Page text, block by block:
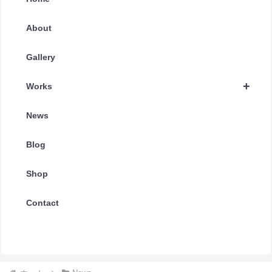
About
Gallery
+
Works
News
Blog
Shop
Contact